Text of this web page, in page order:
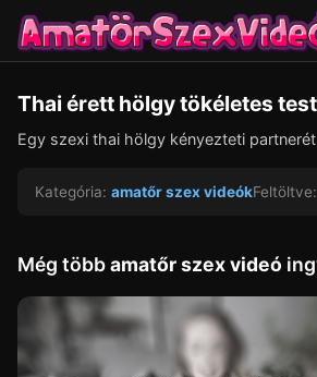
Thai érett hölgy tökéletes
Egy szexi thai hölgy kényezteti
Kategória: amatőr szex videókFeltöltve:
Még többamatőr szex videó